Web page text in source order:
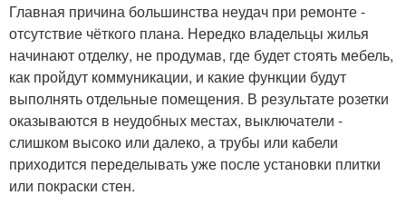
Главная причина большинства неудач при ремонте -
отсутствие чёткого плана. Нередко владельцы жилья
начинают отделку, не продумав, где будет стоять мебель,
как пройдут коммуникации, и какие функции будут
выполнять отдельные помещения. В результате розетки
оказываются в неудобных местах, выключатели -
слишком высоко или далеко, а трубы или кабели
приходится переделывать уже после установки плитки
или покраски стен.